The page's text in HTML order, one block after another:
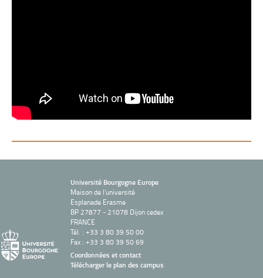
Université Bourgogne Europe
Maison de l'université
Esplanade Erasme
BP 27877 - 21078 Dijon cedex
FRANCE
Tél. : +33 3 80 39 50 00
Fax : +33 3 80 39 50 69
Coordonnées et contact
Télécharger le plan des campus